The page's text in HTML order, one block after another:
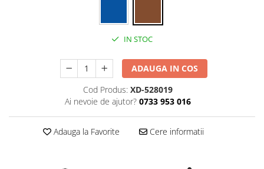
Tavite documente si suporturi
Foarfece pentru birou
Curatenie si igiena
Produse Antibacteriene
Articole pentru baie
Articole pentru bucatarie
IN STOC
ADAUGA IN COS
Cod Produs: XD-528019
Ai nevoie de ajutor? 0733 953 016
Adauga la Favorite Cere informatii